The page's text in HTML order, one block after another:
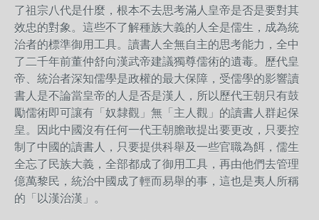
了祖宗八代是什麼，根本不去思考滿人皇帝是否是要對其
效忠的對象。這些不了解種族大義的人全是儒生，成為統
治者的標準御用工具。讀書人全無自主的思考能力，全中
了二千年前董仲舒向漢武帝建議獨尊儒術的遺毒。歷代皇
帝、統治者深知儒學是政權的最大保障，受儒學的影響讀
書人是不論當皇帝的人是否是漢人，所以歷代王朝只有鼓
勵儒術即可讓有「奴隸觀」無「主人觀」的讀書人群起保
皇。因此中國沒有任何一代王朝膽敢提出要更改，只要控
制了中國的讀書人，只要提供科舉及一些官職為餌，儒生
全忘了民族大義，全部都成了御用工具，再由他們去管理
億萬黎民，統治中國成了輕而易舉的事，這也是夷人所稱
的「以漢治漢」。